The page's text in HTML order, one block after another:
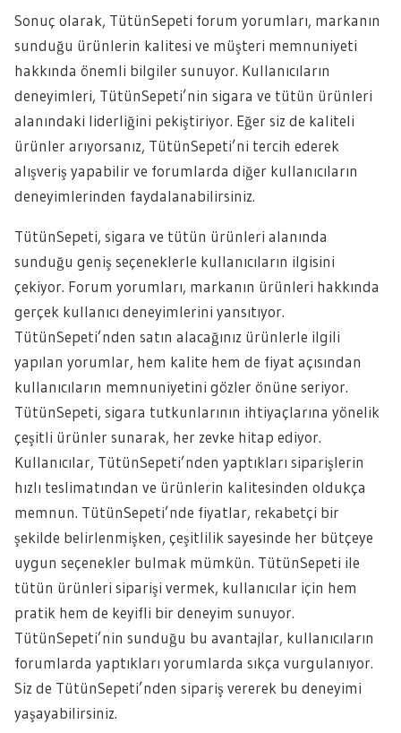
Sonuç olarak, TütünSepeti forum yorumları, markanın
sunduğu ürünlerin kalitesi ve müşteri memnuniyeti
hakkında önemli bilgiler sunuyor. Kullanıcıların
deneyimleri, TütünSepeti’nin sigara ve tütün ürünleri
alanındaki liderliğini pekiştiriyor. Eğer siz de kaliteli
ürünler arıyorsanız, TütünSepeti’ni tercih ederek
alışveriş yapabilir ve forumlarda diğer kullanıcıların
deneyimlerinden faydalanabilirsiniz.
TütünSepeti, sigara ve tütün ürünleri alanında
sunduğu geniş seçeneklerle kullanıcıların ilgisini
çekiyor. Forum yorumları, markanın ürünleri hakkında
gerçek kullanıcı deneyimlerini yansıtıyor.
TütünSepeti’nden satın alacağınız ürünlerle ilgili
yapılan yorumlar, hem kalite hem de fiyat açısından
kullanıcıların memnuniyetini gözler önüne seriyor.
TütünSepeti, sigara tutkunlarının ihtiyaçlarına yönelik
çeşitli ürünler sunarak, her zevke hitap ediyor.
Kullanıcılar, TütünSepeti’nden yaptıkları siparişlerin
hızlı teslimatından ve ürünlerin kalitesinden oldukça
memnun. TütünSepeti’nde fiyatlar, rekabetçi bir
şekilde belirlenmişken, çeşitlilik sayesinde her bütçeye
uygun seçenekler bulmak mümkün. TütünSepeti ile
tütün ürünleri siparişi vermek, kullanıcılar için hem
pratik hem de keyifli bir deneyim sunuyor.
TütünSepeti’nin sunduğu bu avantajlar, kullanıcıların
forumlarda yaptıkları yorumlarda sıkça vurgulanıyor.
Siz de TütünSepeti’nden sipariş vererek bu deneyimi
yaşayabilirsiniz.